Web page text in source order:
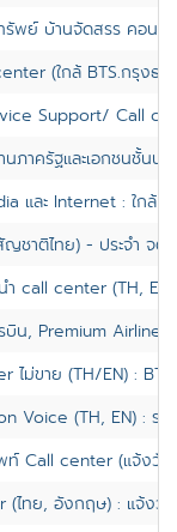
รัพย์ บ้านจัดสรร คอน
(ใกล้ BTS.กรุงธน
Support/ Call
นภาครัฐและเอกชนชั้นน
และ Internet : ใกล้
ญชาติไทย) - ประจำ จตุ
call center (TH,
บิน, Premium
ไม่ขาย (TH/EN) :
Voice (TH, EN) : รา
ท์ Call center (แจ้งวั
(ไทย, อังกฤษ) : แจ้งวั